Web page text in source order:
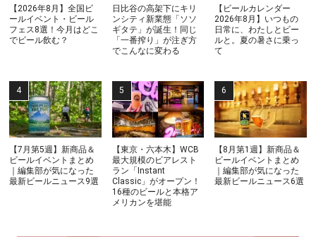
【2026年8月】全国ビ
ールイベント・ビール
フェス8選！今月はどこ
でビール飲む？
日比谷の高架下にキリ
ンシティ新業態「ソソ
ギタテ」が誕生！同じ
「一番搾り」が注ぎ方
でこんなに変わる
【ビールカレンダー
2026年8月】いつもの
日常に、わたしとビー
ルと。夏の暑さに乗っ
て
【7月第5週】新商品＆
ビールイベントまとめ
｜編集部が気になった
最新ビールニュース9選
【東京・六本木】WCB
最大規模のビアレスト
ラン「Instant
Classic」がオープン！
16種のビールと本格ア
メリカンを堪能
【8月第1週】新商品＆
ビールイベントまとめ
｜編集部が気になった
最新ビールニュース6選